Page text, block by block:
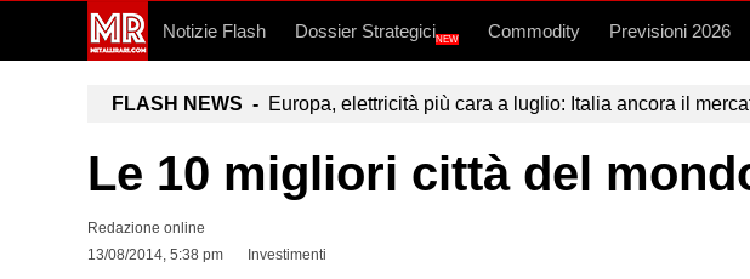
Notizie Flash Dossier StrategiciNEW Commodity Previsioni 2026
FLASH NEWS - Europa, elettricità più cara a luglio: Italia ancora il
Le 10 migliori città del
Redazione online
13/08/2014, 5:38 pm
Investimenti